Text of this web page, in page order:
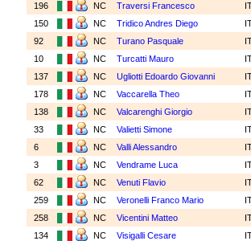
196
NC Traversi Francesco
150
NC Tridico Andres Diego
92
NC Turano Pasquale
10
NC Turcatti Mauro
137
NC Ugliotti Edoardo Giovanni
178
NC Vaccarella Theo
138
NC Valcarenghi Giorgio
33
NC Valietti Simone
6
NC Valli Alessandro
3
NC Vendrame Luca
62
NC Venuti Flavio
259
NC Veronelli Franco Mario
258
NC Vicentini Matteo
134
NC Visigalli Cesare